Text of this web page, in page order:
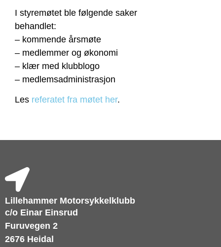
I styremøtet ble følgende saker
behandlet:
– kommende årsmøte
– medlemmer og økonomi
– klær med klubblogo
– medlemsadministrasjon
Les referatet fra møtet her.
Lillehammer Motorsykkelklubb
c/o Einar Einsrud
Furuvegen 2
2676 Heidal